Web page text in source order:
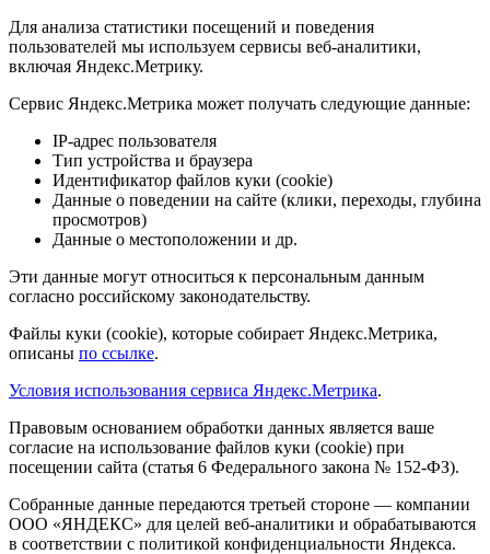
Для анализа статистики посещений и поведения
пользователей мы используем сервисы веб-аналитики,
включая Яндекс.Метрику.
Сервис Яндекс.Метрика может получать следующие данные:
IP-адрес пользователя
Тип устройства и браузера
Идентификатор файлов куки (cookie)
Данные о поведении на сайте (клики, переходы, глубина
просмотров)
Данные о местоположении и др.
Эти данные могут относиться к персональным данным
согласно российскому законодательству.
Файлы куки (cookie), которые собирает Яндекс.Метрика,
описаны по ссылке.
Условия использования сервиса Яндекс.Метрика.
Правовым основанием обработки данных является ваше
согласие на использование файлов куки (cookie) при
посещении сайта (статья 6 Федерального закона № 152-ФЗ).
Собранные данные передаются третьей стороне — компании
ООО «ЯНДЕКС» для целей веб-аналитики и обрабатываются
в соответствии с политикой конфиденциальности Яндекса.